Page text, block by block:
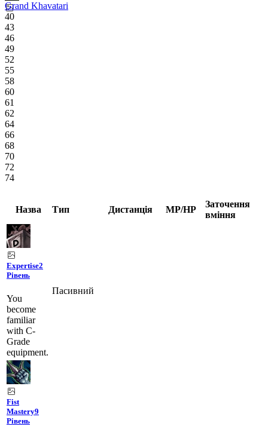
Grand Khavatari
40
43
46
49
52
55
58
60
61
62
64
66
68
70
72
74
Назва Тип Дистанція MP/HP
Заточення
вміння
Expertise2
Рівень
You
become
familiar
with C-
Grade
equipment.
Пасивний
Fist
Mastery9
Рівень